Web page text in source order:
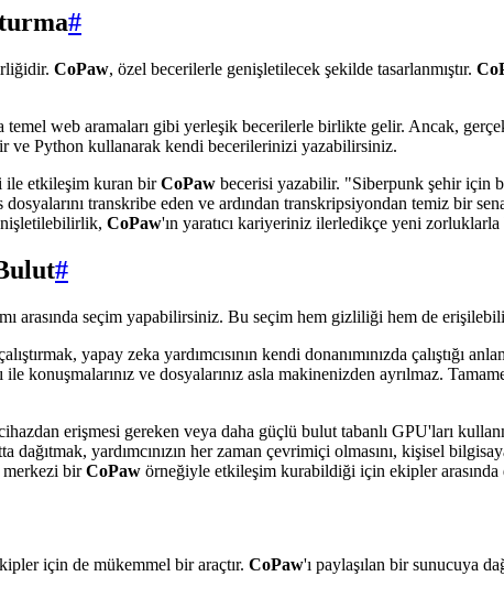
#
CoPaw, özel becerilerle genişletilecek şekilde tasarlanmıştır.
temel web aramaları gibi yerleşik becerilerle birlikte gelir. Ancak,
ve Python kullanarak kendi becerilerinizi yazabilirsiniz.
ile etkileşim kuran birCoPaw becerisi yazabilir. "Siberpunk şehir için
dosyalarını transkribe eden ve ardından transkripsiyondan temiz bir
CoPaw'ın yaratıcı kariyeriniz ilerledikçe yeni
#
arasında seçim yapabilirsiniz. Bu seçim hem gizliliği hem de
yapay zeka yardımcısının kendi donanımınızda çalıştığı
ile konuşmalarınız ve dosyalarınız asla makinenizden ayrılmaz.
erişmesi gereken veya daha güçlü bulut tabanlı GPU'ları
dağıtmak, yardımcınızın her zaman çevrimiçi olmasını, kişisel
merkezi birCoPaw örneğiyle etkileşim kurabildiği için ekipler
için de mükemmel bir araçtır. CoPaw'ı paylaşılan bir sunucuya